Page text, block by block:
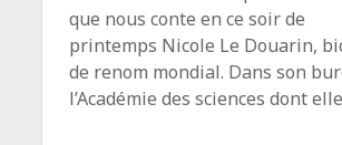
que nous conte en ce soir de
printemps Nicole Le Douarin,
de renom mondial. Dans son
l’Académie des sciences dont